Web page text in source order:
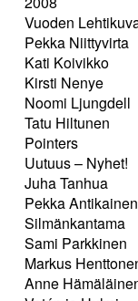
Vuoden
Pekka Niittyvirta
Kati Koivikko
Kirsti Nenye
Noomi Ljungdell
Tatu Hiltunen
Pointers
Uutuus – Nyhet!
Juha Tanhua
Pekka Antikainen
Silmänkantama
Sami Parkkinen
Markus
Anne